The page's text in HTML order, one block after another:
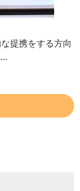
提携をする方向